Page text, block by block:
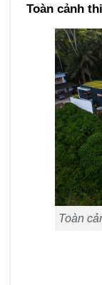
Toàn cảnh
Toàn